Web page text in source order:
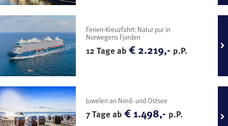
Ferien-Kreuzfahrt: Natur pur in
Norwegens Fjorden
12 Tage ab€ 2.219,- p.P.
Juwelen an Nord- und Ostsee
7 Tage ab€ 1.498,- p.P.